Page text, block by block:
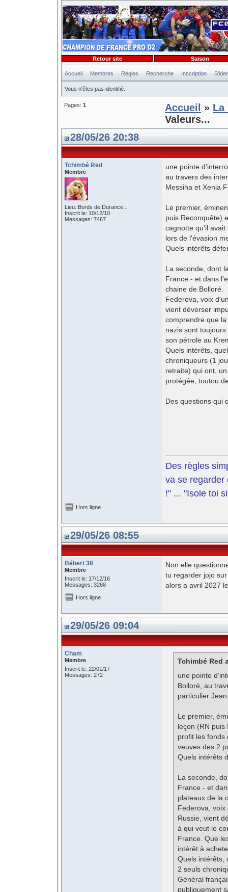
Accueil Membres Règles Recherche Inscription
Vous n'êtes pas identifié.
Retour site Saison
Pages: 1 Accueil » La
Valeurs...
28/05/26 20:38
Tchimbé Red
Membre
Lieu: Bords de Durance...
Inscrit le: 10/12/10
Messages: 7467
une pointe
au travers des
Messiha et Xenia
Le premier,
puis Reconquête)
cagnotte qu'il
lors de l'évasion
Quels intérêts
La seconde, dont
France - et dans
chaine de Bolloré.
Federova, voix
vient déverser
comprendre que
nazis sont
son pétrole au
Quels intérêts,
chroniqueurs (1
retraite) qui ont,
protégée, toutou
Des questions qui
Des règles
va se regarder
!" ... "Isole toi
Hors ligne
29/05/26 08:55
Bébert 38
Membre
Inscrit le: 17/12/16
Messages: 3268
Non elle
tu regarder jojo
alors a avril 2027
Hors ligne
29/05/26 09:04
Cham
Membre
Inscrit le: 22/01/17
Messages: 272
Tchimbé Red
une pointe
Bolloré, au
particulier
Le premier,
leçon (RN
profit les fonds
veuves des 2
Quels intérêts
La seconde,
France - et
plateaux de la
Federova,
Russie, vient
à qui veut le
France. Que
intérêt à
Quels intérêts,
2 seuls
Général
publiquement